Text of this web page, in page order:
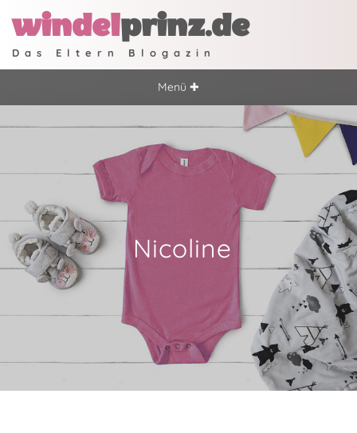
windelprinz.de
Das Eltern Blogazin
Menü ✚
Nicoline